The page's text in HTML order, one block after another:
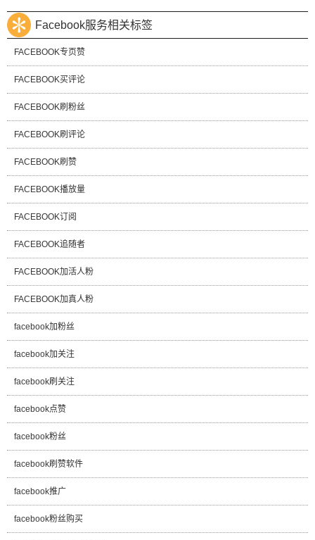
Facebook服务相关标签
FACEBOOK专页赞
FACEBOOK买评论
FACEBOOK刷粉丝
FACEBOOK刷评论
FACEBOOK刷赞
FACEBOOK播放量
FACEBOOK订阅
FACEBOOK追随者
FACEBOOK加活人粉
FACEBOOK加真人粉
facebook加粉丝
facebook加关注
facebook刷关注
facebook点赞
facebook粉丝
facebook刷赞软件
facebook推广
facebook粉丝购买